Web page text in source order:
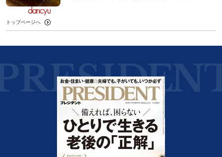
トップページへ